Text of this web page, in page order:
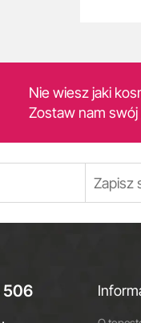
Nie wiesz jaki
Zostaw nam
506